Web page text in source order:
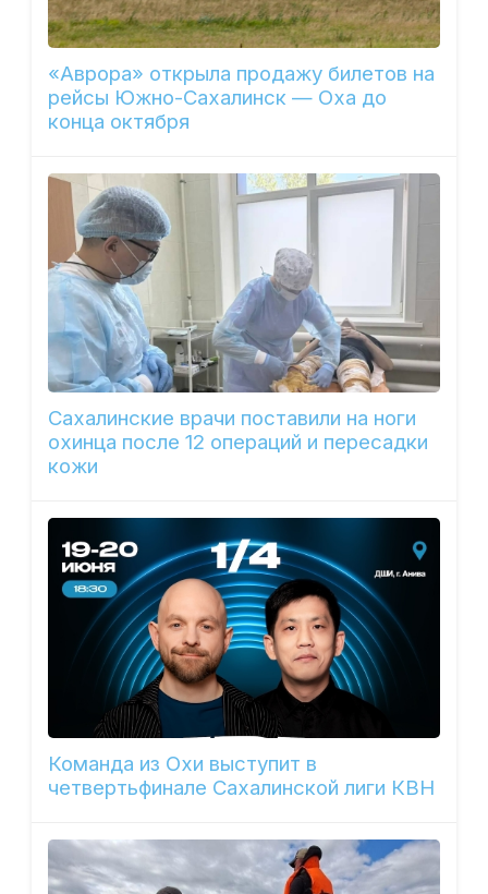
«Аврора» открыла продажу билетов на
рейсы Южно-Сахалинск — Оха до
конца октября
Сахалинские врачи поставили на ноги
охинца после 12 операций и пересадки
кожи
Команда из Охи выступит в
четвертьфинале Сахалинской лиги КВН